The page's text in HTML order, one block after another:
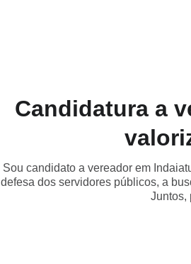
Candidatura a
Sou candidato a vereador em
defesa dos servidores públicos, a
Juntos,